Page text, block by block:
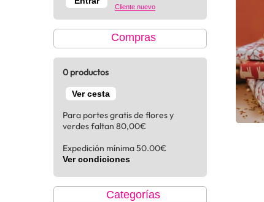
Cliente nuevo
Compras
0 productos
Ver cesta
Para portes gratis de flores y
verdes faltan 80,00€
Expedición mínima 50.00€
Ver condiciones
Categorías